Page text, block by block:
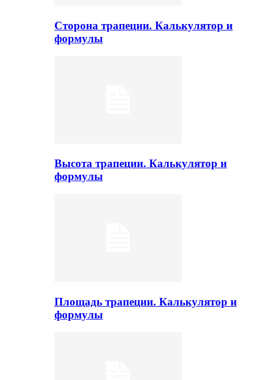
Сторона трапеции. Калькулятор и
формулы
Высота трапеции. Калькулятор и
формулы
Площадь трапеции. Калькулятор и
формулы